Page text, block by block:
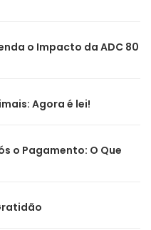
o Impacto da ADC 80
Agora é lei!
o Pagamento: O Que